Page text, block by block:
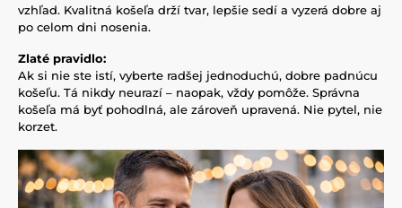
vzhľad. Kvalitná košeľa drží tvar, lepšie sedí a vyzerá dobre aj
po celom dni nosenia.
Zlaté pravidlo:
Ak si nie ste istí, vyberte radšej jednoduchú, dobre padnúcu
košeľu. Tá nikdy neurazí – naopak, vždy pomôže. Správna
košeľa má byť pohodlná, ale zároveň upravená. Nie pytel, nie
korzet.